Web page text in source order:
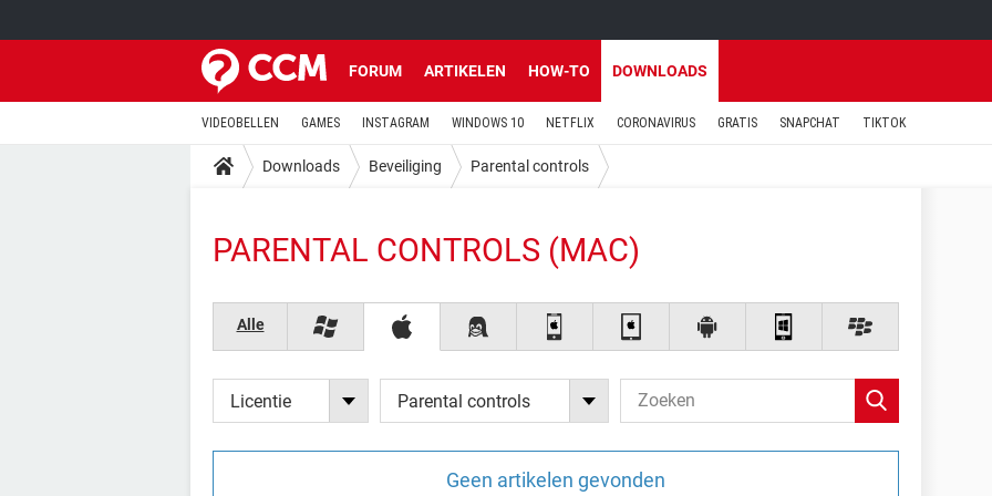
FORUM ARTIKELEN HOW-TO DOWNLOADS
VIDEOBELLEN GAMES INSTAGRAM WINDOWS 10 NETFLIX CORONAVIRUS GRATIS SNAPCHAT TIKTOK
Downloads Beveiliging Parental controls
PARENTAL CONTROLS (MAC)
Alle
Licentie Parental controls
Geen artikelen gevonden